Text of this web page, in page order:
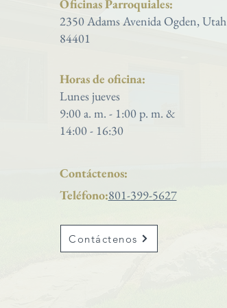
Oficinas Parroquiales:
2350 Adams Avenida Ogden, Utah
84401
Horas de oficina:
Lunes jueves
9:00 a. m. - 1:00 p. m. &
14:00 - 16:30
Contáctenos:
Teléfono:801-399-5627
Contáctenos